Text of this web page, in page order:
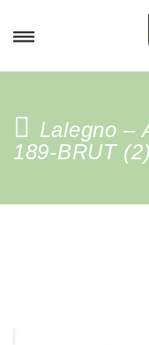
Lalegno –
189-BRUT (2)